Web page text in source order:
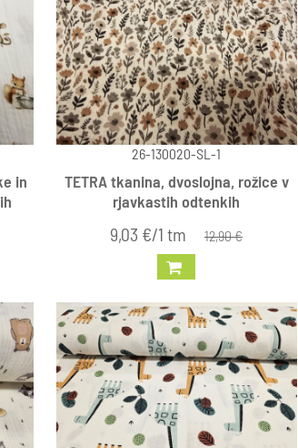
in
26-130020-SL-1
TETRA tkanina, dvoslojna, rožice v
rjavkastih odtenkih
9,03 €/1 tm 12,90 €